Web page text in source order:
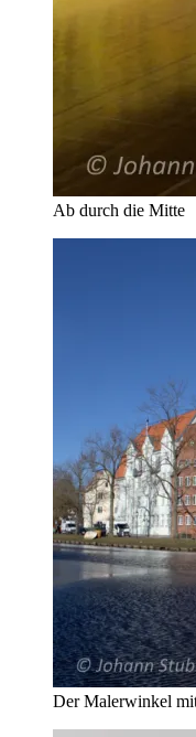
Ab durch die Mitte
Der Malerwinkel